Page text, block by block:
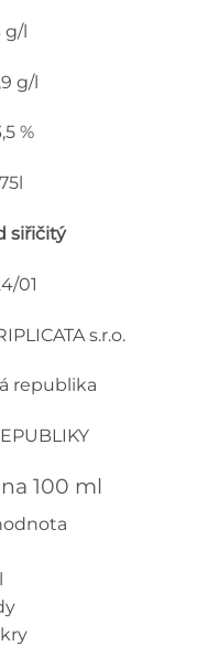
g/l
g/l
%
siřičitý
01
s.r.o.
republika
100 ml